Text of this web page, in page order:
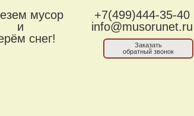
мусор
и
снег!
+7(499)444-35-40
info@musorunet.ru
Заказать
обратный звонок